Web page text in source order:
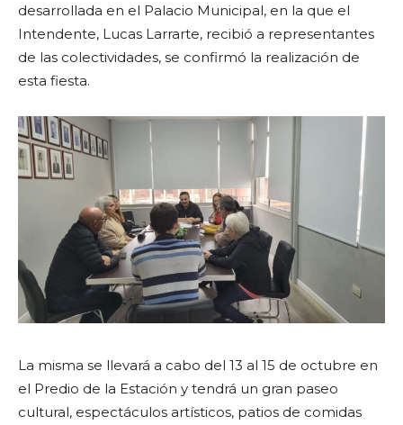
desarrollada en el Palacio Municipal, en la que el
Intendente, Lucas Larrarte, recibió a representantes
de las colectividades, se confirmó la realización de
esta fiesta.
La misma se llevará a cabo del 13 al 15 de octubre en
el Predio de la Estación y tendrá un gran paseo
cultural, espectáculos artísticos, patios de comidas